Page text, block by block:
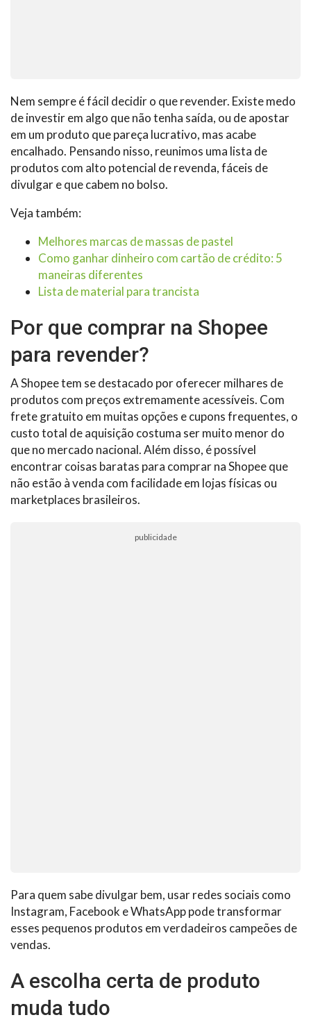
Nem sempre é fácil decidir o que revender. Existe medo
de investir em algo que não tenha saída, ou de apostar
em um produto que pareça lucrativo, mas acabe
encalhado. Pensando nisso, reunimos uma lista de
produtos com alto potencial de revenda, fáceis de
divulgar e que cabem no bolso.
Veja também:
Melhores marcas de massas de pastel
Como ganhar dinheiro com cartão de crédito: 5
maneiras diferentes
Lista de material para trancista
Por que comprar na Shopee
para revender?
A Shopee tem se destacado por oferecer milhares de
produtos com preços extremamente acessíveis. Com
frete gratuito em muitas opções e cupons frequentes, o
custo total de aquisição costuma ser muito menor do
que no mercado nacional. Além disso, é possível
encontrar coisas baratas para comprar na Shopee que
não estão à venda com facilidade em lojas físicas ou
marketplaces brasileiros.
publicidade
Para quem sabe divulgar bem, usar redes sociais como
Instagram, Facebook e WhatsApp pode transformar
esses pequenos produtos em verdadeiros campeões de
vendas.
A escolha certa de produto
muda tudo